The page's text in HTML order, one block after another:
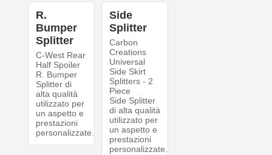
R.
Bumper
Splitter
C-West Rear
Half Spoiler
R. Bumper
Splitter di
alta qualità
utilizzato per
un aspetto e
prestazioni
personalizzate.
Side
Splitter
Carbon
Creations
Universal
Side Skirt
Splitters - 2
Piece
Side Splitter
di alta qualità
utilizzato per
un aspetto e
prestazioni
personalizzate.